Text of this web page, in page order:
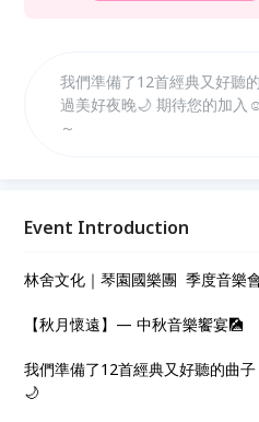
我們準備了12首經典又好聽
過美好夜晚🌙 期待您的加入☺️ 名額有限，請儘早報名
～
Event Introduction
林舍文化｜琴園國樂團 季度音樂
【秋月懷遠】— 中秋音樂饗宴🎑
我們準備了12首經典又好聽的曲
🌙